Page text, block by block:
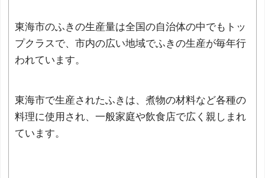
東海市のふきの生産量は全国の自治体の中でもトッ
プクラスで、市内の広い地域でふきの生産が毎年行
われています。
東海市で生産されたふきは、煮物の材料など各種の
料理に使用され、一般家庭や飲食店で広く親しまれ
ています。